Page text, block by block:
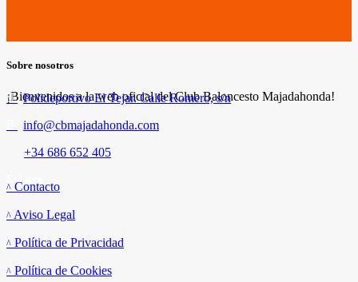
Sobre nosotros
¡Bienvenidos a la web oficial del Club Baloncesto Majadahonda!
Polideportivo El Tejar. Calle Romero, s/n
info@cbmajadahonda.com
+34 686 652 405
Contacto
Aviso Legal
Política de Privacidad
Política de Cookies